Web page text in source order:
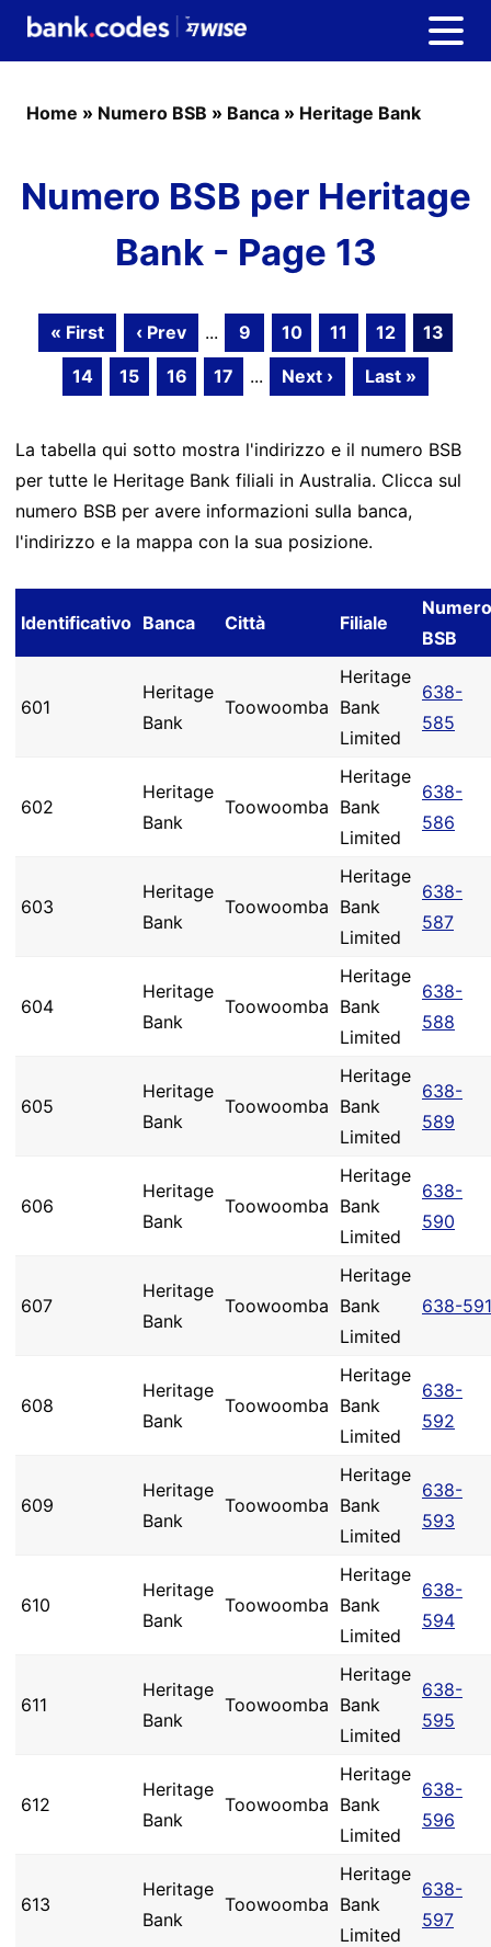
Home » Numero BSB » Banca » Heritage Bank
Numero BSB per Heritage
Bank - Page 13
« First ‹ Prev ... 9 10 11 12
13
14
15 16 17 ... Next › Last »
La tabella qui sotto mostra l'indirizzo e il numero BSB
per tutte le Heritage Bank filiali in Australia. Clicca sul
numero BSB per avere informazioni sulla banca,
l'indirizzo e la mappa con la sua posizione.
Identificativo Banca Città Filiale
Numero
BSB
601
Heritage
Bank
Toowoomba
Heritage
Bank
Limited
638-
585
602
Heritage
Bank
Toowoomba
Heritage
Bank
Limited
638-
586
603
Heritage
Bank
Toowoomba
Heritage
Bank
Limited
638-
587
604
Heritage
Bank
Toowoomba
Heritage
Bank
Limited
638-
588
605
Heritage
Bank
Toowoomba
Heritage
Bank
Limited
638-
589
606
Heritage
Bank
Toowoomba
Heritage
Bank
Limited
638-
590
607
Heritage
Bank
Toowoomba
Heritage
Bank
Limited
638-591
608
Heritage
Bank
Toowoomba
Heritage
Bank
Limited
638-
592
609
Heritage
Bank
Toowoomba
Heritage
Bank
Limited
638-
593
610
Heritage
Bank
Toowoomba
Heritage
Bank
Limited
638-
594
611
Heritage
Bank
Toowoomba
Heritage
Bank
Limited
638-
595
612
Heritage
Bank
Toowoomba
Heritage
Bank
Limited
638-
596
613
Heritage
Bank
Toowoomba
Heritage
Bank
Limited
638-
597